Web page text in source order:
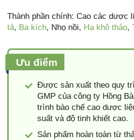
Thành phần chính: Cao các dược
tả, Ba kích, Nhọ nồi, Hạ khô thảo,
Ưu điểm
Được sản xuất theo quy
GMP của công ty Hồng
trình bào chế cao dược
suất và độ tinh khiết cao.
Sản phẩm hoàn toàn từ